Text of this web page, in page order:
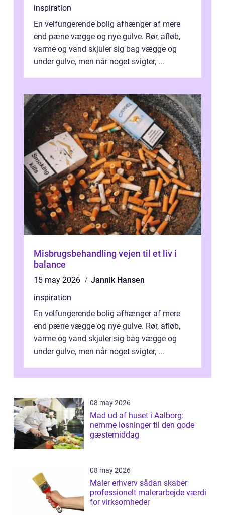
inspiration
En velfungerende bolig afhænger af mere
end pæne vægge og nye gulve. Rør, afløb,
varme og vand skjuler sig bag vægge og
under gulve, men når noget svigter, ...
Misbrugsbehandling vejen til et liv i
balance
15 may 2026
Jannik Hansen
inspiration
En velfungerende bolig afhænger af mere
end pæne vægge og nye gulve. Rør, afløb,
varme og vand skjuler sig bag vægge og
under gulve, men når noget svigter, ...
08 may 2026
Mad ud af huset i Aalborg:
nemme løsninger til den gode
gæstemiddag
08 may 2026
Maler erhverv sådan skaber
professionelt malerarbejde værdi
for virksomheder